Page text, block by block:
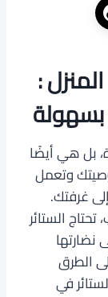
:
بسهولة
بل هي أيضًا
وتعمل
غرفتك.
الستائر
الطرق
في